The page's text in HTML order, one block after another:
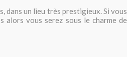
dans un lieu très prestigieux. Si vous
alors vous serez sous le charme de